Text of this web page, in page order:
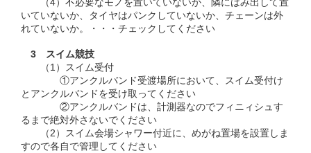
いていないか、タイヤはパンクしていないか、チェーンは外
れていないか。・・・チェックしてください
3 スイム競技
（1）スイム受付
①アンクルバンド受渡場所において、スイム受付け
とアンクルバンドを受け取ってください
②アンクルバンドは、計測器なのでフィニィシュす
るまで絶対外さないでください
（2）スイム会場シャワー付近に、めがね置場を設置しま
すので各自で管理してください